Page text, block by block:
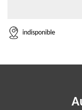
indisponible